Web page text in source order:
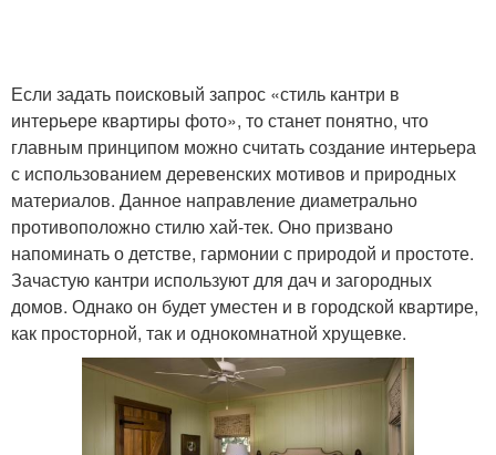
Если задать поисковый запрос «стиль кантри в
интерьере квартиры фото», то станет понятно, что
главным принципом можно считать создание интерьера
с использованием деревенских мотивов и природных
материалов. Данное направление диаметрально
противоположно стилю хай-тек. Оно призвано
напоминать о детстве, гармонии с природой и простоте.
Зачастую кантри используют для дач и загородных
домов. Однако он будет уместен и в городской квартире,
как просторной, так и однокомнатной хрущевке.